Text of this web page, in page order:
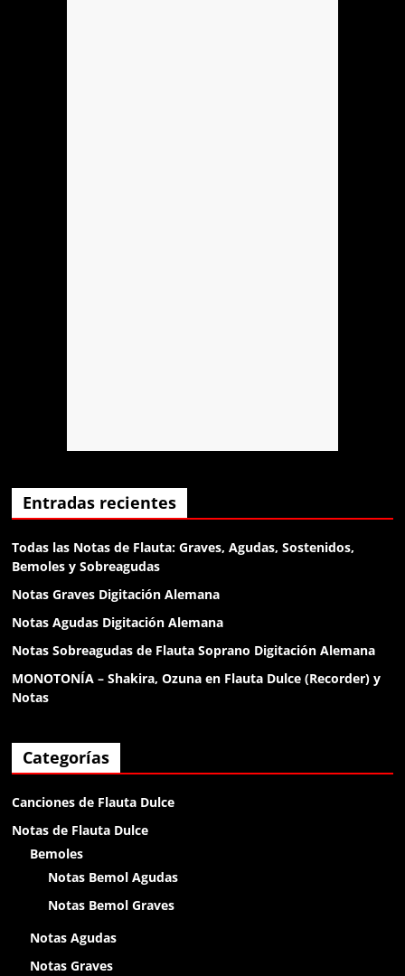
dame un gr
Anónimo138135
Anónimo138188
Anónimo138188
klk
buenas
Anónimo138281
Anónimo138400
Entradas recientes
Todas las Notas de Flauta: Graves, Agudas, Sostenidos,
Bemoles y Sobreagudas
Notas Graves Digitación Alemana
Notas Agudas Digitación Alemana
Notas Sobreagudas de Flauta Soprano Digitación Alemana
MONOTONÍA – Shakira, Ozuna en Flauta Dulce (Recorder) y
Notas
Categorías
Canciones de Flauta Dulce
Notas de Flauta Dulce
Bemoles
Notas Bemol Agudas
Notas Bemol Graves
Notas Agudas
Notas Graves